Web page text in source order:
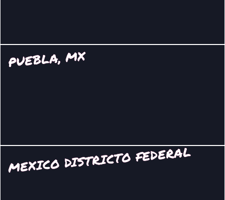
PUEBLA, MX
MEXICO DISTRICTO FEDERAL